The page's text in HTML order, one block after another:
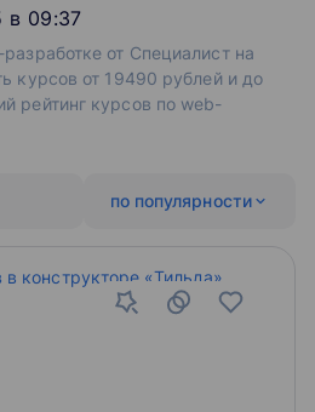
в 09:37
от Специалист на
курсов от 19490 рублей и до
рейтинг курсов по web-
по популярности